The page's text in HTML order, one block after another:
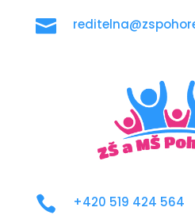

 +420 519 424 564